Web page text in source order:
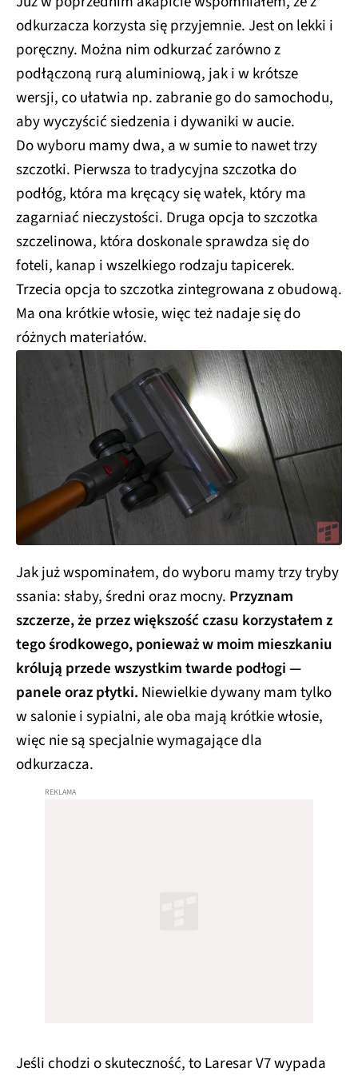
odkurzacza korzysta się przyjemnie. Jest on lekki i
poręczny. Można nim odkurzać zarówno z
podłączoną rurą aluminiową, jak i w krótsze
wersji, co ułatwia np. zabranie go do samochodu,
aby wyczyścić siedzenia i dywaniki w aucie.
Do wyboru mamy dwa, a w sumie to nawet trzy
szczotki. Pierwsza to tradycyjna szczotka do
podłóg, która ma kręcący się wałek, który ma
zagarniać nieczystości. Druga opcja to szczotka
szczelinowa, która doskonale sprawdza się do
foteli, kanap i wszelkiego rodzaju tapicerek.
Trzecia opcja to szczotka zintegrowana z obudową.
Ma ona krótkie włosie, więc też nadaje się do
różnych materiałów.
Jak już wspominałem, do wyboru mamy trzy tryby
ssania: słaby, średni oraz mocny. Przyznam
szczerze, że przez większość czasu korzystałem z
tego środkowego, ponieważ w moim mieszkaniu
królują przede wszystkim twarde podłogi —
panele oraz płytki. Niewielkie dywany mam tylko
w salonie i sypialni, ale oba mają krótkie włosie,
więc nie są specjalnie wymagające dla
odkurzacza.
Jeśli chodzi o skuteczność, to Laresar V7 wypada